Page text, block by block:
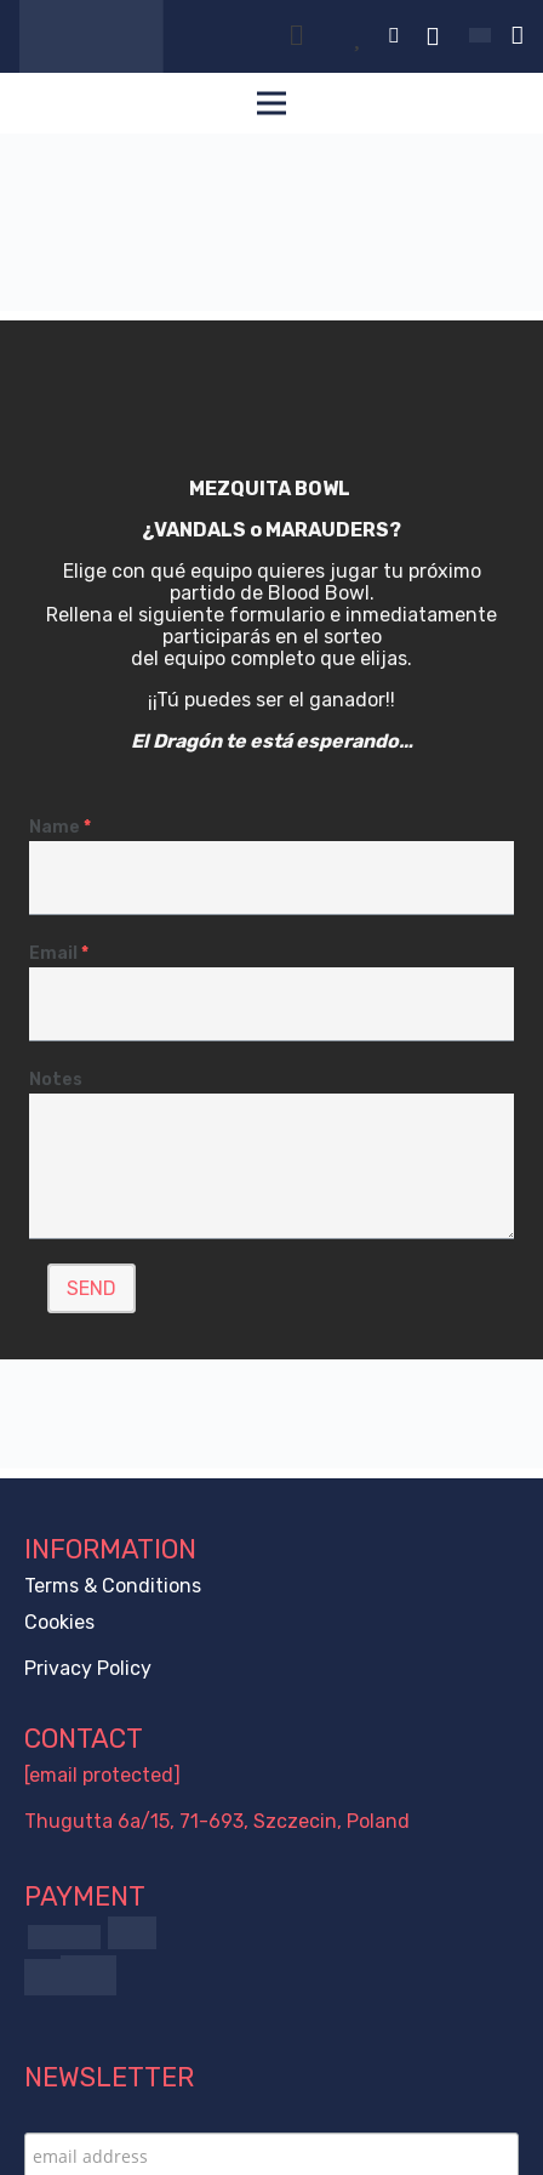
MEZQUITA BOWL
¿VANDALS o MARAUDERS?
Elige con qué equipo quieres jugar tu próximo
partido de Blood Bowl.
Rellena el siguiente formulario e inmediatamente
participarás en el sorteo
del equipo completo que elijas.
¡¡Tú puedes ser el ganador!!
El Dragón te está esperando…
Name *
Email *
Notes
SEND
INFORMATION
Terms & Conditions
Cookies
Privacy Policy
CONTACT
[email protected]
Thugutta 6a/15, 71-693, Szczecin, Poland
PAYMENT
NEWSLETTER